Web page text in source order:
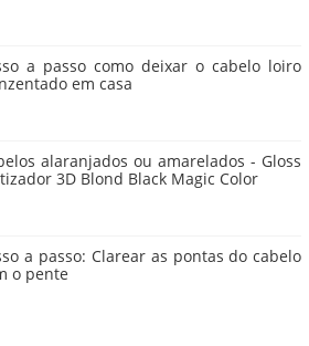
a passo como deixar o cabelo loiro
em casa
alaranjados ou amarelados - Gloss
3D Blond Black Magic Color
a passo: Clarear as pontas do cabelo
o pente